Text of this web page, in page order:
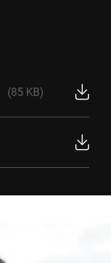
(85 KB)